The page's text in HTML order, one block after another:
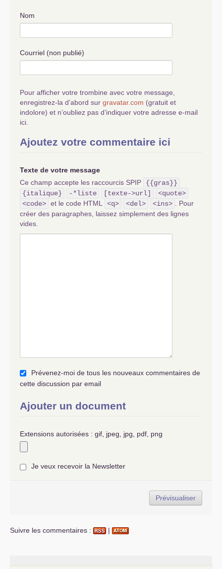
étapes, ne font que repous­ser la révo­lu­tion
Nom
Courriel (non publié)
Pour afficher votre trombine avec votre message,
enregistrez-la d’abord sur gravatar.com (gratuit et
indolore) et n’oubliez pas d’indiquer votre adresse e-mail
ici.
Ajoutez votre commentaire ici
Texte de votre message
Ce champ accepte les raccourcis SPIP
{{gras}}
{italique}
-*liste [texte->url]
<quote>
<code> et le code HTML <q> <del> <ins>
. Pour
créer des paragraphes, laissez simplement des lignes
vides.
Prévenez-moi de tous les nouveaux commentaires de
cette discussion par email
Ajouter un document
Extensions autorisées : gif, jpeg, jpg, pdf, png
Je veux recevoir la Newsletter
Suivre les commentaires : |